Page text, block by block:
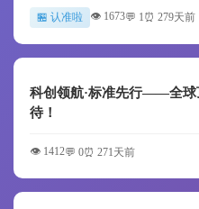
🏪 认准啦 👁️ 1673💬 1⏰ 279天前
科创领航·标准先行——全球
待！
👁️ 1412💬 0⏰ 271天前